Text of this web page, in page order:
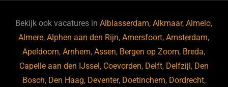
b
o
o
k
ky dI
n
Bekijk ook vacatures inAlblasserdam,Alkmaar,Almelo,
Almere,Alphen aan den Rijn,Amersfoort,Amsterdam,
Apeldoorn,Arnhem,Assen, Bergen op Zoom, Breda,
Capelle aan den IJssel, Coevorden, Delft, Delfzijl, Den
Bosch, Den Haag, Deventer, Doetinchem, Dordrecht,